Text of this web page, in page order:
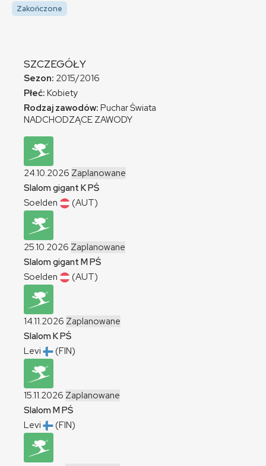
Zakończone
SZCZEGÓŁY
Sezon: 2015/2016
Płeć: Kobiety
Rodzaj zawodów: Puchar Świata
NADCHODZĄCE ZAWODY
24.10.2026 Zaplanowane
Slalom gigant KPŚ
Soelden
(AUT)
25.10.2026 Zaplanowane
Slalom gigant MPŚ
Soelden
(AUT)
14.11.2026 Zaplanowane
SlalomKPŚ
Levi
(FIN)
15.11.2026 Zaplanowane
SlalomMPŚ
Levi
(FIN)